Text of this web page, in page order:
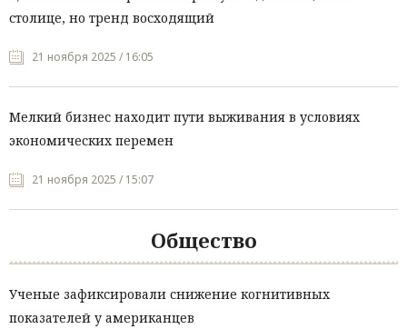
столице, но тренд восходящий
21 ноября 2025 / 16:05
Мелкий бизнес находит пути выживания в условиях
экономических перемен
21 ноября 2025 / 15:07
Общество
Ученые зафиксировали снижение когнитивных
показателей у американцев